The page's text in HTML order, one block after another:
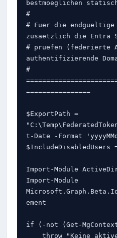
bestmoeglichen
#
# Fuer die endgueltige
zusaetzlich die Entra
# pruefen (federierte
authentifizierende
#
================
$ExportPath =
t-Date -Format
$IncludeDisabledUsers
Import-Module
Import-Module
ement
if (-not (Get-